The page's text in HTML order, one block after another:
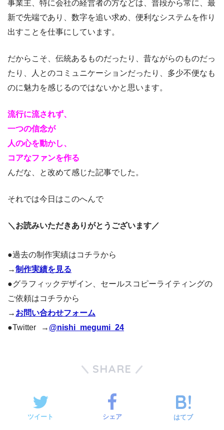
事業主、特に会社の経営者の方などは、普段から常に、最
新で先端であり、数字を追い求め、便利なシステムを作り
出すことを仕事にしています。
だからこそ、伝統あるものだったり、昔ながらのものだっ
たり、人とのコミュニケーションだったり、多少不便なも
のに魅力を感じるのではないかと思います。
流行に流されず、
一つの信念が
人の心を動かし、
コアなファンを作る
んだな、と改めて感じた記事でした。
それでは今日はこのへんで
＼お読みいただきありがとうございます／
●過去の制作実績はコチラから
→制作実績を見る
●グラフィックデザイン、セールスコピーライティングの
ご依頼はコチラから
→ お問い合わせフォーム
●Twitter → @nishi_megumi_24
SHARE
ツイート シェア はてブ